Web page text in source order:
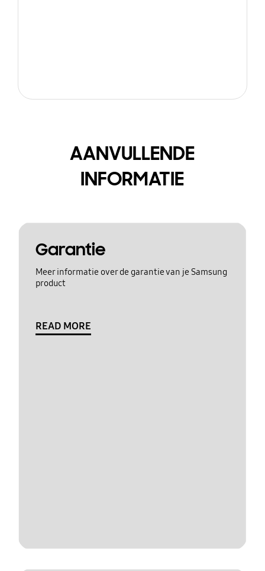
AANVULLENDE
INFORMATIE
Garantie
Meer informatie over de garantie van je Samsung
product
READ MORE